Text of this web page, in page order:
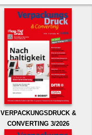
VERPACKUNGSDRUCK &
CONVERTING 3/2026